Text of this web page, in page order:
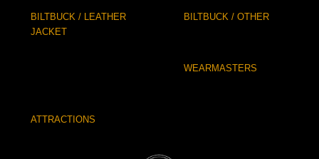
BILTBUCK / LEATHER
JACKET
BILTBUCK / OTHER
WEARMASTERS
ATTRACTIONS